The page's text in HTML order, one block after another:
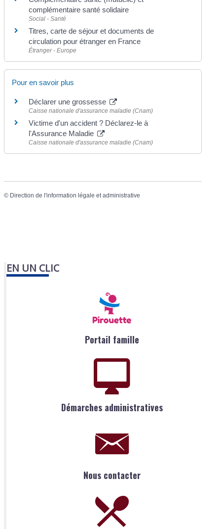
complémentaire santé solidaire
Social - Santé
Titres, carte de séjour et documents de
circulation pour étranger en France
Étranger - Europe
Pour en savoir plus
Déclarer une grossesse
Caisse nationale d'assurance maladie (Cnam)
Victime d'un accident ? Déclarez-le à
l'Assurance Maladie
Caisse nationale d'assurance maladie (Cnam)
© Direction de l'information légale et administrative
EN UN CLIC
Portail famille
Démarches administratives
Nous contacter